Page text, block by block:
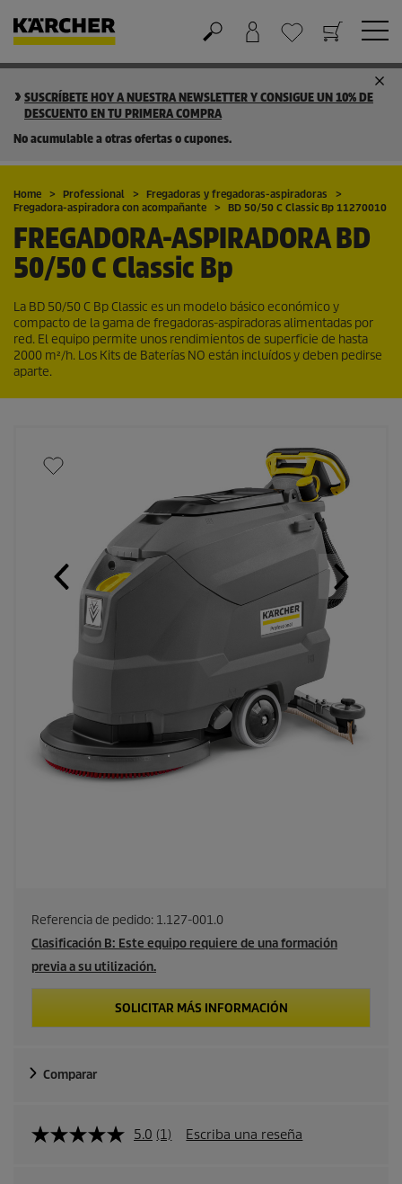
SUSCRÍBETE HOY A NUESTRA NEWSLETTER Y CONSIGUE UN 10% DE
DESCUENTO EN TU PRIMERA COMPRA
No acumulable a otras ofertas o cupones.
Home Professional
Fregadoras y fregadoras-aspiradoras
Fregadora-aspiradora con acompañante
BD 50/50 C Classic Bp 11270010
FREGADORA-ASPIRADORABD
50/50 C Classic Bp
La BD 50/50 C Bp Classic es un modelo básico económico y
compacto de la gama de fregadoras-aspiradoras alimentadas por
red. El equipo permite unos rendimientos de superficie de hasta
2000 m²/h. Los Kits de Baterías NO están incluídos y deben pedirse
aparte.
Referencia de pedido: 1.127-001.0
Clasificación B: Este equipo requiere de una formación
previa a su utilización.
SOLICITAR MÁS INFORMACIÓN
Comparar
5.0 (1) Escriba una reseña